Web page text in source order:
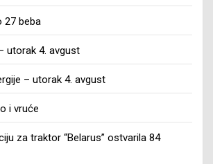
27 beba
utorak 4. avgust
– utorak 4. avgust
i vruće
za traktor “Belarus” ostvarila 84